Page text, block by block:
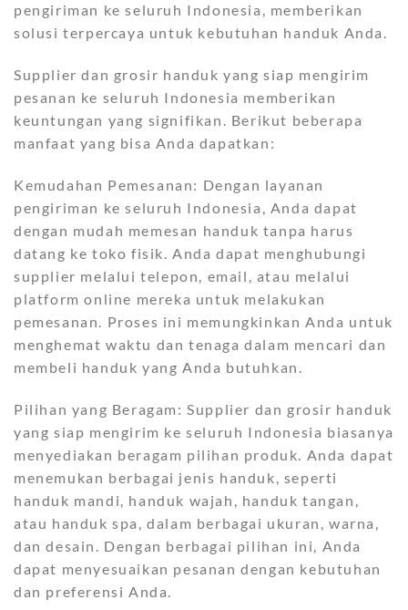
pengiriman ke seluruh Indonesia, memberikan
solusi terpercaya untuk kebutuhan handuk Anda.
Supplier dan grosir handuk yang siap mengirim
pesanan ke seluruh Indonesia memberikan
keuntungan yang signifikan. Berikut beberapa
manfaat yang bisa Anda dapatkan:
Kemudahan Pemesanan: Dengan layanan
pengiriman ke seluruh Indonesia, Anda dapat
dengan mudah memesan handuk tanpa harus
datang ke toko fisik. Anda dapat menghubungi
supplier melalui telepon, email, atau melalui
platform online mereka untuk melakukan
pemesanan. Proses ini memungkinkan Anda untuk
menghemat waktu dan tenaga dalam mencari dan
membeli handuk yang Anda butuhkan.
Pilihan yang Beragam: Supplier dan grosir handuk
yang siap mengirim ke seluruh Indonesia biasanya
menyediakan beragam pilihan produk. Anda dapat
menemukan berbagai jenis handuk, seperti
handuk mandi, handuk wajah, handuk tangan,
atau handuk spa, dalam berbagai ukuran, warna,
dan desain. Dengan berbagai pilihan ini, Anda
dapat menyesuaikan pesanan dengan kebutuhan
dan preferensi Anda.